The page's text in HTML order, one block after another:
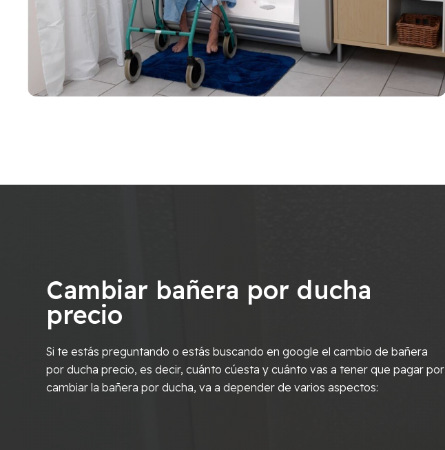
Cambiar bañera por ducha
precio
Si te estás preguntando o estás buscando en google el cambio de bañera
por ducha precio, es decir, cuánto cúesta y cuánto vas a tener que pagar por
cambiar la bañera por ducha, va a depender de varios aspectos: